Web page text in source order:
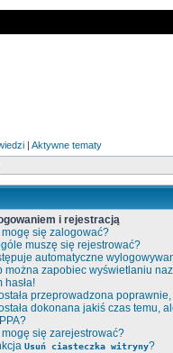
| Aktywne tematy
i rejestracją
się zalogować?
muszę się rejestrować?
automatyczne
można zapobiec wyświetlaniu
hasła!
przeprowadzona
dokonana jakiś czas temu,
się zarejestrować?
Usuń ciasteczka witryny?